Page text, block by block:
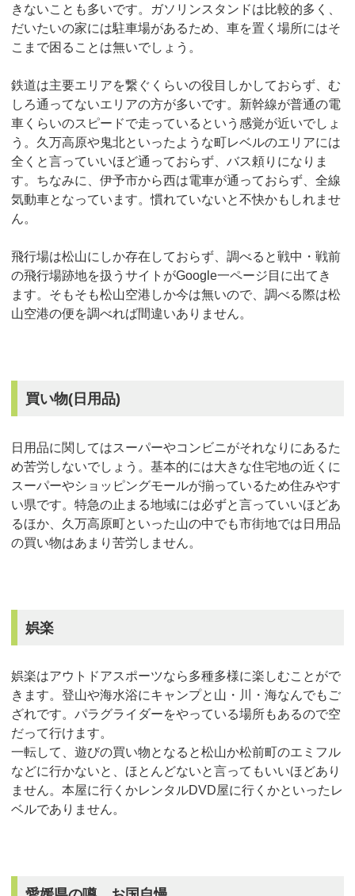
きないことも多いです。ガソリンスタンドは比較的多く、
だいたいの家には駐車場があるため、車を置く場所にはそ
こまで困ることは無いでしょう。
鉄道は主要エリアを繋ぐくらいの役目しかしておらず、む
しろ通ってないエリアの方が多いです。新幹線が普通の電
車くらいのスピードで走っているという感覚が近いでしょ
う。久万高原や鬼北といったような町レベルのエリアには
全くと言っていいほど通っておらず、バス頼りになりま
す。ちなみに、伊予市から西は電車が通っておらず、全線
気動車となっています。慣れていないと不快かもしれませ
ん。
飛行場は松山にしか存在しておらず、調べると戦中・戦前
の飛行場跡地を扱うサイトがGoogle一ページ目に出てき
ます。そもそも松山空港しか今は無いので、調べる際は松
山空港の便を調べれば間違いありません。
買い物(日用品)
日用品に関してはスーパーやコンビニがそれなりにあるた
め苦労しないでしょう。基本的には大きな住宅地の近くに
スーパーやショッピングモールが揃っているため住みやす
い県です。特急の止まる地域には必ずと言っていいほどあ
るほか、久万高原町といった山の中でも市街地では日用品
の買い物はあまり苦労しません。
娯楽
娯楽はアウトドアスポーツなら多種多様に楽しむことがで
きます。登山や海水浴にキャンプと山・川・海なんでもご
ざれです。パラグライダーをやっている場所もあるので空
だって行けます。
一転して、遊びの買い物となると松山か松前町のエミフル
などに行かないと、ほとんどないと言ってもいいほどあり
ません。本屋に行くかレンタルDVD屋に行くかといったレ
ベルでありません。